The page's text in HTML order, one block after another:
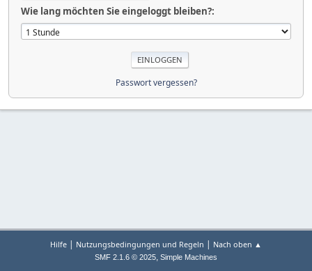
Wie lang möchten Sie eingeloggt bleiben?:
Passwort vergessen?
Hilfe | Nutzungsbedingungen und Regeln | Nach oben ▲
SMF 2.1.6 © 2025, Simple Machines